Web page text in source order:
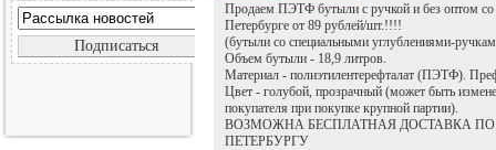
Продаем ПЭТФ бутыли с ручкой и без оптом со
Петербурге от 89 рублей/шт.!!!!
(бутыли со специальными углублениями-
Объем бутыли - 18,9 литров.
Материал - полиэтилентерефталат (ПЭТФ).
Цвет - голубой, прозрачный (может быть
покупателя при покупке крупной партии).
ВОЗМОЖНА БЕСПЛАТНАЯ ДОСТАВКА ПО
ПЕТЕРБУРГУ